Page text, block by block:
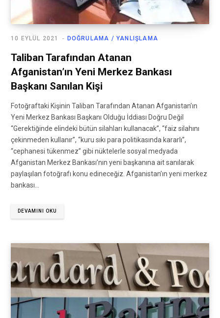
DOĞRULAMA / YANLIŞLAMA
10 EYLÜL 2021
Taliban Tarafından Atanan
Afganistan’ın Yeni Merkez Bankası
Başkanı Sanılan Kişi
Fotoğraftaki Kişinin Taliban Tarafından Atanan Afganistan’ın
Yeni Merkez Bankası Başkanı Olduğu İddiası Doğru Değil
“Gerektiğinde elindeki bütün silahları kullanacak”, “faiz silahını
çekinmeden kullanır”, “kuru sıkı para politikasında kararlı”,
“cephanesi tükenmez” gibi nüktelerle sosyal medyada
Afganistan Merkez Bankası’nın yeni başkanına ait sanılarak
paylaşılan fotoğrafı konu edineceğiz. Afganistan’ın yeni merkez
bankası…
DEVAMINI OKU